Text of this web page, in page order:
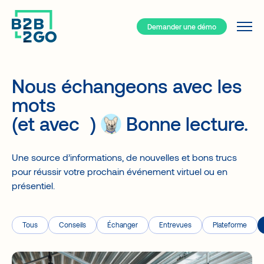
Demander une démo
Services
Le Hub de votre événement
B2B/2GO : Comment ça marche?
Solutions
Plateforme événementielle tout-en-un
Outils de réseautage exceptionnels
Application mobile B2B/2GO
Événements présentiels
Événements Hybrides
Compagnies – Événements corporatifs
Ressources
Blogue
Entrevues
À propos
Contact
Nous échangeons avec les
mots
(et avec ) Bonne lecture.
Une source d’informations, de nouvelles et bons trucs
pour réussir votre prochain événement virtuel ou en
présentiel.
Tous Conseils Échanger Entrevues Plateforme